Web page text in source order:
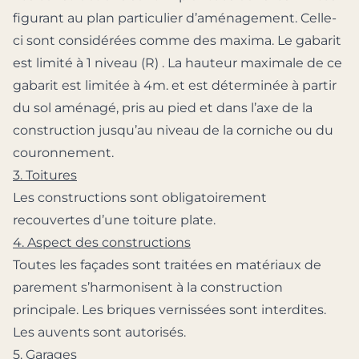
figurant au plan particulier d’aménagement. Celle-
ci sont considérées comme des maxima. Le gabarit
est limité à 1 niveau (R) . La hauteur maximale de ce
gabarit est limitée à 4m. et est déterminée à partir
du sol aménagé, pris au pied et dans l’axe de la
construction jusqu’au niveau de la corniche ou du
couronnement.
3. Toitures
Les constructions sont obligatoirement
recouvertes d’une toiture plate.
4. Aspect des constructions
Toutes les façades sont traitées en matériaux de
parement s’harmonisent à la construction
principale. Les briques vernissées sont interdites.
Les auvents sont autorisés.
5. Garages